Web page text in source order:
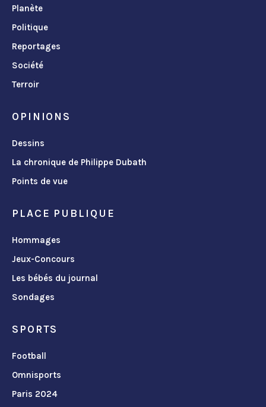
Planète
Politique
Reportages
Société
Terroir
OPINIONS
Dessins
La chronique de Philippe Dubath
Points de vue
PLACE PUBLIQUE
Hommages
Jeux-Concours
Les bébés du journal
Sondages
SPORTS
Football
Omnisports
Paris 2024